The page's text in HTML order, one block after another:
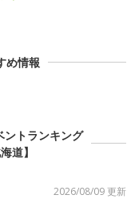
め情報
ントランキング
道】
2026/08/09 更新